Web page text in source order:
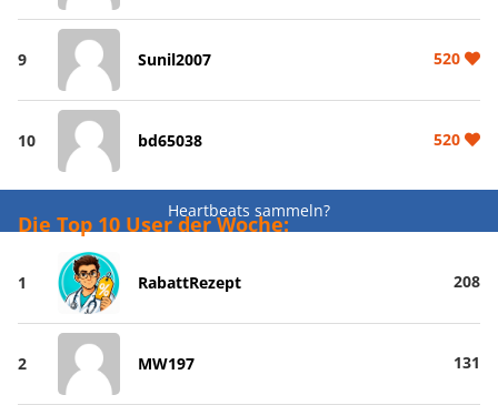
9 Sunil2007 520
10 bd65038 520
Heartbeats sammeln?
Die Top 10 User der Woche:
1 RabattRezept 208
2 MW197 131